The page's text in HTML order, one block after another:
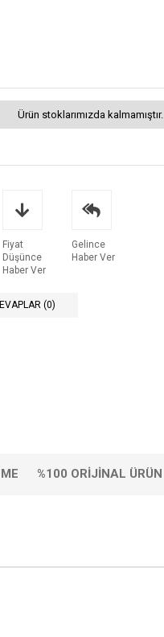
Ürün stoklarımızda kalmamıştır.
Fiyat
Düşünce
Haber Ver
Gelince
Haber Ver
(0)
%100 ORIJINAL ÜRÜN